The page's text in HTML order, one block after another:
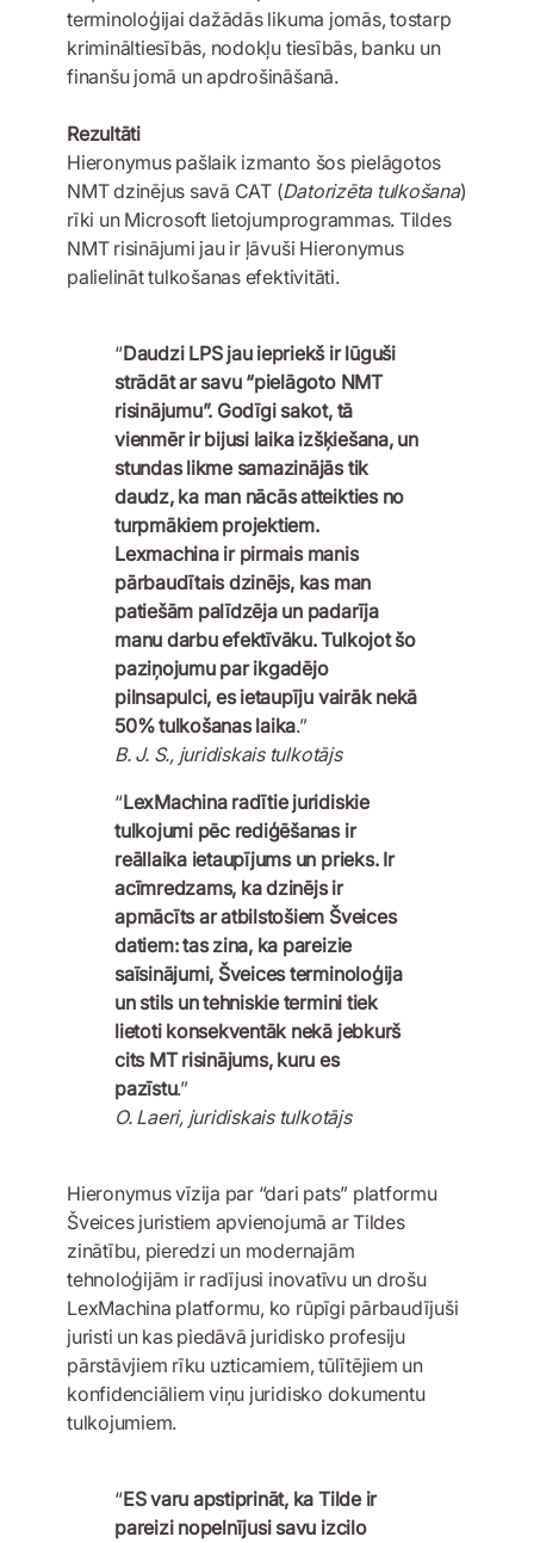
terminoloģijai dažādās likuma jomās, tostarp
krimināltiesībās, nodokļu tiesībās, banku un
finanšu jomā un apdrošināšanā.
Rezultāti
Hieronymus pašlaik izmanto šos pielāgotos
NMT dzinējus savā CAT (Datorizēta tulkošana)
rīki un Microsoft lietojumprogrammas. Tildes
NMT risinājumi jau ir ļāvuši Hieronymus
palielināt tulkošanas efektivitāti.
“Daudzi LPS jau iepriekš ir lūguši
strādāt ar savu “pielāgoto NMT
risinājumu”. Godīgi sakot, tā
vienmēr ir bijusi laika izšķiešana, un
stundas likme samazinājās tik
daudz, ka man nācās atteikties no
turpmākiem projektiem.
Lexmachina ir pirmais manis
pārbaudītais dzinējs, kas man
patiešām palīdzēja un padarīja
manu darbu efektīvāku. Tulkojot šo
paziņojumu par ikgadējo
pilnsapulci, es ietaupīju vairāk nekā
50% tulkošanas laika.”
B. J. S., juridiskais tulkotājs
“LexMachina radītie juridiskie
tulkojumi pēc rediģēšanas ir
reāllaika ietaupījums un prieks. Ir
acīmredzams, ka dzinējs ir
apmācīts ar atbilstošiem Šveices
datiem: tas zina, ka pareizie
saīsinājumi, Šveices terminoloģija
un stils un tehniskie termini tiek
lietoti konsekventāk nekā jebkurš
cits MT risinājums, kuru es
pazīstu.”
O. Laeri, juridiskais tulkotājs
Hieronymus vīzija par “dari pats” platformu
Šveices juristiem apvienojumā ar Tildes
zinātību, pieredzi un modernajām
tehnoloģijām ir radījusi inovatīvu un drošu
LexMachina platformu, ko rūpīgi pārbaudījuši
juristi un kas piedāvā juridisko profesiju
pārstāvjiem rīku uzticamiem, tūlītējiem un
konfidenciāliem viņu juridisko dokumentu
tulkojumiem.
“ES varu apstiprināt, ka Tilde ir
pareizi nopelnījusi savu izcilo